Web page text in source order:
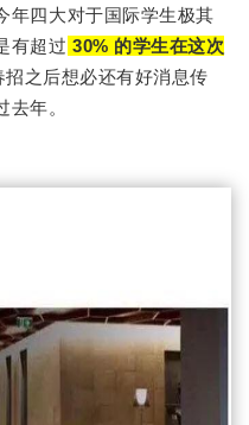
年四大对于国际学生极其
有超过 30% 的学生在这次
招之后想必还有好消息传
年。